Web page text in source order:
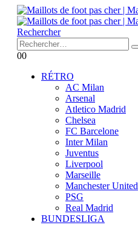
Rechercher
00
RÉTRO
AC Milan
Arsenal
Atletico Madrid
Chelsea
FC Barcelone
Inter Milan
Juventus
Liverpool
Marseille
Manchester United
PSG
Real Madrid
BUNDESLIGA